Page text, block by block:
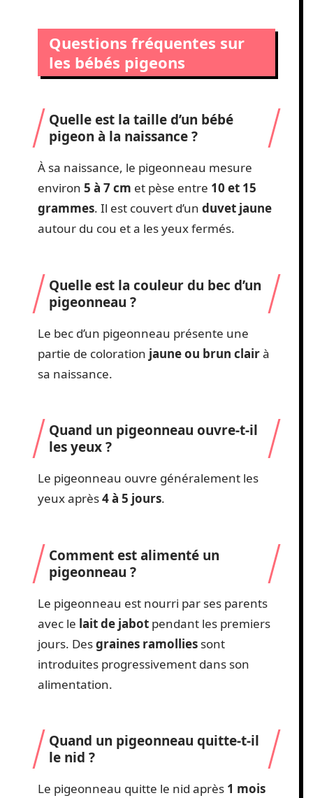
Questions fréquentes sur
les bébés pigeons
Quelle est la taille d’un bébé
pigeon à la naissance ?
À sa naissance, le pigeonneau mesure
environ 5 à 7 cm et pèse entre 10 et 15
grammes. Il est couvert d’un duvet jaune
autour du cou et a les yeux fermés.
Quelle est la couleur du bec d’un
pigeonneau ?
Le bec d’un pigeonneau présente une
partie de coloration jaune ou brun clairà
sa naissance.
Quand un pigeonneau ouvre-t-il
les yeux ?
Le pigeonneau ouvre généralement les
yeux après4 à 5 jours.
Comment est alimenté un
pigeonneau ?
Le pigeonneau est nourri par ses parents
avec le lait de jabot pendant les premiers
jours. Desgraines ramollies sont
introduites progressivement dans son
alimentation.
Quand un pigeonneau quitte-t-il
le nid ?
Le pigeonneau quitte le nid après 1 mois